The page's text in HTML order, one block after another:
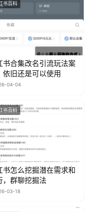
书百科
书合集改名引流玩法案
依旧还是可以使用
04-04
书百科
书怎么挖掘潜在需求和
，群聊挖掘法
03-18